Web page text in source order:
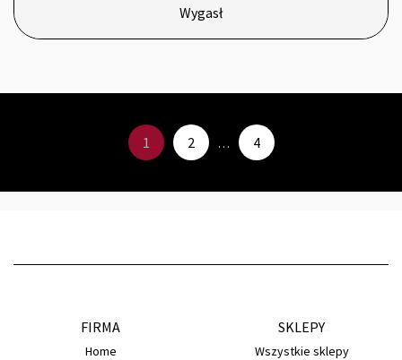
Wygasł
1 2 … 4
FIRMA
Home
SKLEPY
Wszystkie sklepy